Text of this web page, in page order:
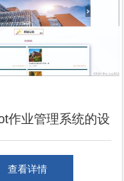
作业管理系统的设
从需求到部署的全
查看详情